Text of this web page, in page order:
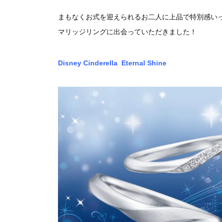
まもなくお式を迎えられるお二人に上品で特別感い
マリッジリングに出会っていただきました！
Disney Cinderella Eternal Shine